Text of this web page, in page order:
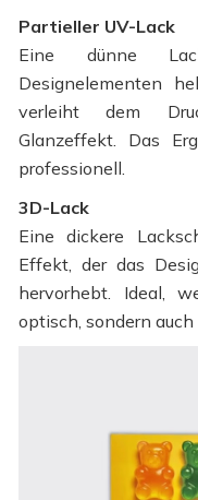
Partieller UV-Lack
Eine dünne
Designelementen
verleiht dem
Glanzeffekt. Das
professionell.
3D-Lack
Eine dickere
Effekt, der das
hervorhebt. Ideal,
optisch, sondern